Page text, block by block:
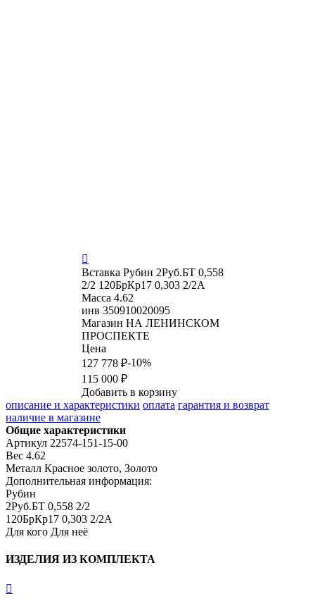

Вставка Рубин 2Руб.БТ 0,558
2/2 120БрКр17 0,303 2/2А
Масса 4.62
инв 350910020095
Магазин НА ЛЕНИНСКОМ
ПРОСПЕКТЕ
Цена
127 778 ₽-10%
115 000 ₽
Добавить в корзину
описание и характеристики оплата гарантия и возврат
наличие в магазине
Общие характеристики
Артикул 22574-151-15-00
Вес 4.62
Металл Красное золото, Золото
Дополнительная информация:
Рубин
2Руб.БТ 0,558 2/2
120БрКр17 0,303 2/2А
Для кого Для неё
ИЗДЕЛИЯ ИЗ КОМПЛЕКТА
